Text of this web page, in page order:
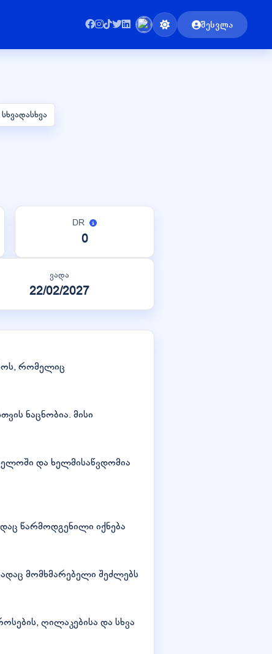
შესვლა
სხვადასხვა
DR
0
ვადა
22/02/2027
რომელიც
ნაცნობია. მისი
და ხელმისაწვდომია
წარმოდგენილი იქნება
მომხმარებელი შეძლებს
ღილაკებისა და სხვა